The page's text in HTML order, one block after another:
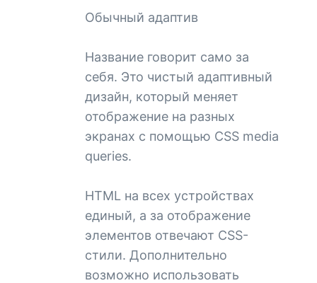
Обычный адаптив
Название говорит само за
себя. Это чистый адаптивный
дизайн, который меняет
отображение на разных
экранах с помощью CSS media
queries.
HTML на всех устройствах
единый, а за отображение
элементов отвечают CSS-
стили. Дополнительно
возможно использовать